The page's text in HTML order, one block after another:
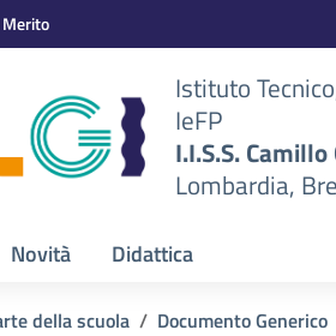
Istituto
IeFP
I.I.S.S. Camillo
Lombardia,
Novità Didattica
della scuola Documento Generico